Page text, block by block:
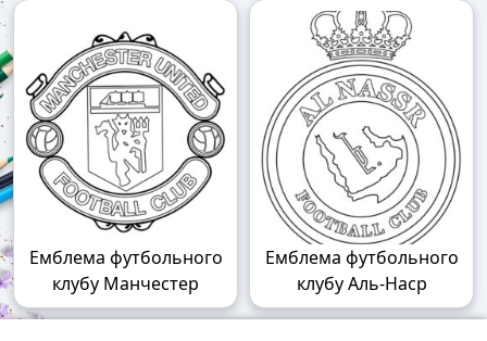
Емблема футбольного
клубу Манчестер
Емблема футбольного
клубу Аль-Наср